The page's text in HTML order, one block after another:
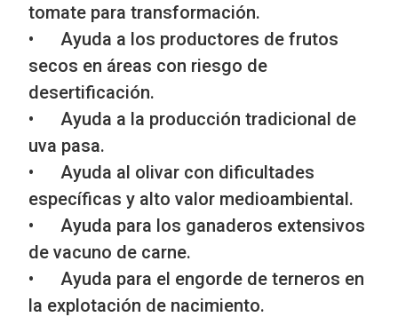
tomate para transformación.
• Ayuda a los productores de frutos
secos en áreas con riesgo de
desertificación.
• Ayuda a la producción tradicional de
uva pasa.
• Ayuda al olivar con dificultades
específicas y alto valor medioambiental.
• Ayuda para los ganaderos extensivos
de vacuno de carne.
• Ayuda para el engorde de terneros en
la explotación de nacimiento.